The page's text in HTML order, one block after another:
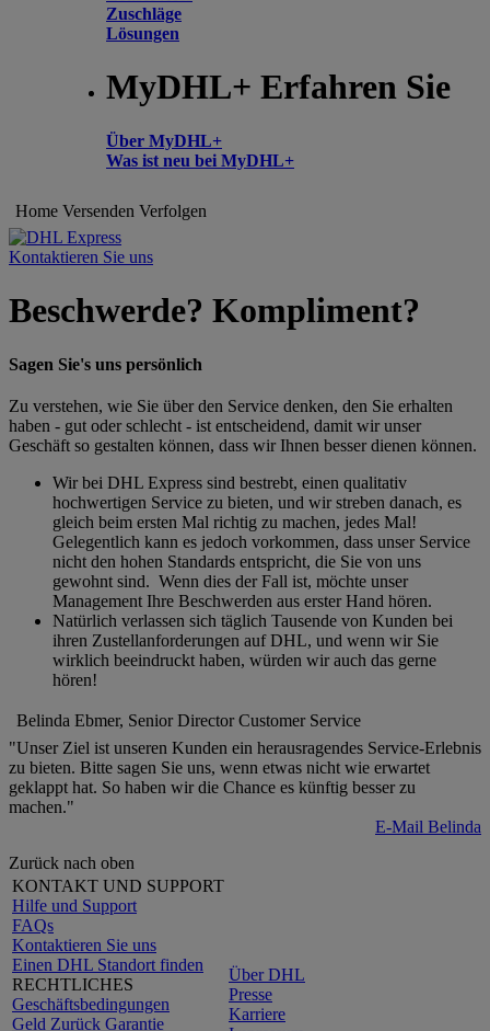
Zuschläge
Lösungen
MyDHL+ Erfahren Sie
Über MyDHL+
Was ist neu bei MyDHL+
Home Versenden Verfolgen
Kontaktieren Sie uns
Beschwerde? Kompliment?
Sagen Sie's uns persönlich
Zu verstehen, wie Sie über den Service denken, den Sie erhalten
haben - gut oder schlecht - ist entscheidend, damit wir unser
Geschäft so gestalten können, dass wir Ihnen besser dienen können.
Wir bei DHL Express sind bestrebt, einen qualitativ
hochwertigen Service zu bieten, und wir streben danach, es
gleich beim ersten Mal richtig zu machen, jedes Mal!
Gelegentlich kann es jedoch vorkommen, dass unser Service
nicht den hohen Standards entspricht, die Sie von uns
gewohnt sind. Wenn dies der Fall ist, möchte unser
Management Ihre Beschwerden aus erster Hand hören.
Natürlich verlassen sich täglich Tausende von Kunden bei
ihren Zustellanforderungen auf DHL, und wenn wir Sie
wirklich beeindruckt haben, würden wir auch das gerne
hören!
Belinda Ebmer, Senior Director Customer Service
"Unser Ziel ist unseren Kunden ein herausragendes Service-Erlebnis
zu bieten. Bitte sagen Sie uns, wenn etwas nicht wie erwartet
geklappt hat. So haben wir die Chance es künftig besser zu
machen."
E-Mail Belinda
Zurück nach oben
KONTAKT UND SUPPORT
Hilfe und Support
FAQs
Kontaktieren Sie uns
Einen DHL Standort finden
RECHTLICHES
Geschäftsbedingungen
Geld Zurück Garantie
Über DHL
Presse
Karriere